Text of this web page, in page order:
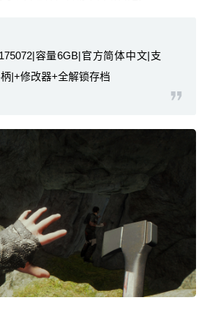
容量6GB|官方简体中文|支
|+修改器+全解锁存档